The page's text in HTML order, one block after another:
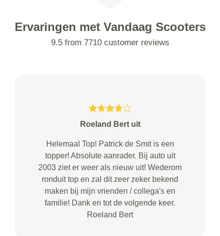
Ervaringen met Vandaag Scooters
9.5 from 7710 customer reviews
Roeland Bert uit
Helemaal Top! Patrick de Smit is een
topper! Absolute aanrader. Bij auto uit
2003 ziet er weer als nieuw uit! Wederom
ronduit top en zal dit zeer zeker bekend
maken bij mijn vrienden / collega's en
familie! Dank en tot de volgende keer.
Roeland Bert